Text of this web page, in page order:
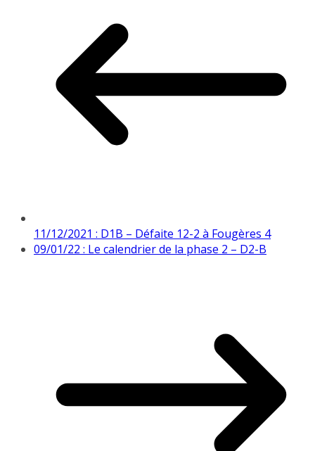
11/12/2021 : D1B – Défaite 12-2 à Fougères 4
09/01/22 : Le calendrier de la phase 2 – D2-B